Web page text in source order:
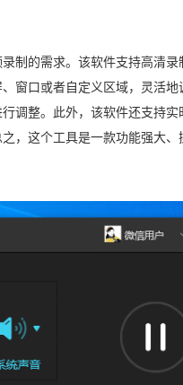
制的需求。该软件支持高清
窗口或者自定义区域，灵活
调整。此外，该软件还支持
，这个工具是一款功能强大